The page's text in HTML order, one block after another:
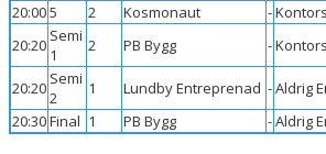
20:005 2 Kosmonaut -
20:20 Semi
1
2 PB Bygg -
20:20 Semi
2
1 Lundby Entreprenad -Aldrig
20:30Final 1 PB Bygg -Aldrig